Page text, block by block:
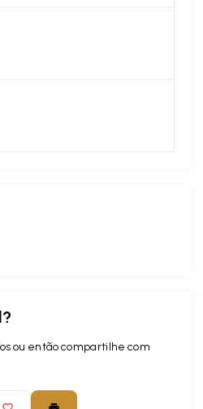
ou então compartilhe com